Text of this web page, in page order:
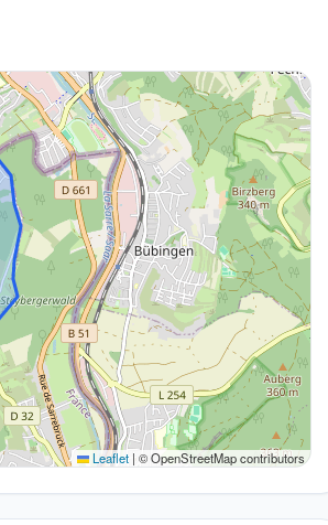
Leaflet |© OpenStreetMap contributors